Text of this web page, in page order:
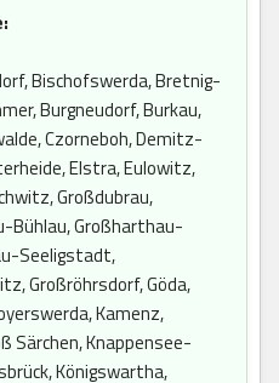
Bischofswerda, Bretnig-
Burgneudorf, Burkau,
Czorneboh, Demitz-
Elstra, Eulowitz,
Großdubrau,
Bühlau, Großharthau-
Seeligstadt,
Großröhrsdorf, Göda,
Kamenz,
Särchen, Knappensee-
Königswartha,